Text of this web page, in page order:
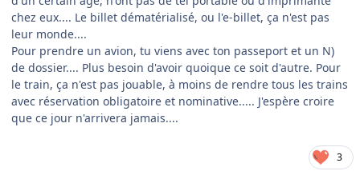
chez eux.... Le billet dématérialisé, ou l'e-billet, ça n'est pas
leur monde....
Pour prendre un avion, tu viens avec ton passeport et un N)
de dossier.... Plus besoin d'avoir quoique ce soit d'autre. Pour
le train, ça n'est pas jouable, à moins de rendre tous les trains
avec réservation obligatoire et nominative..... J'espère croire
que ce jour n'arrivera jamais....
3